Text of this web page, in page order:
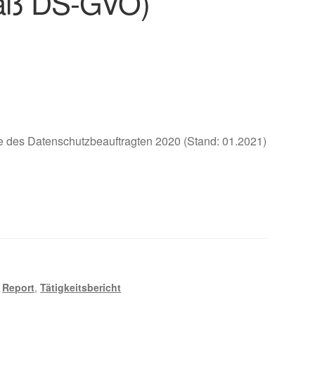
Datenschutzbeauftragten 2020 (Stand: 01.2021)
Report,Tätigkeitsbericht